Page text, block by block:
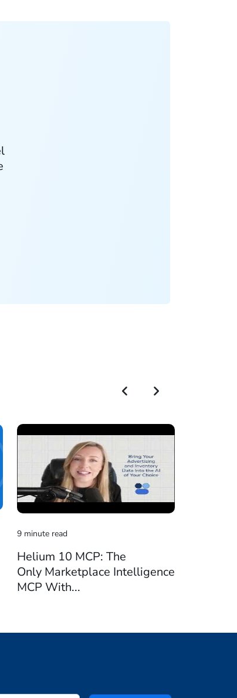
9 minute read
Helium 10 MCP: The
Only Marketplace Intelligence
MCP With...